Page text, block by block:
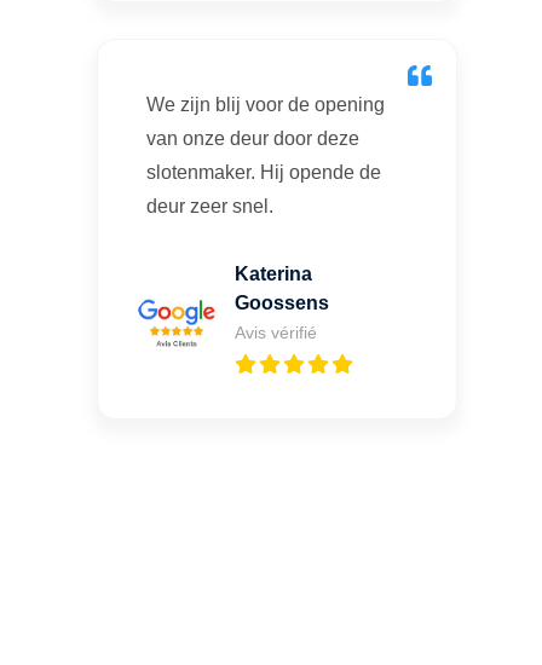
We zijn blij voor de opening
van onze deur door deze
slotenmaker. Hij opende de
deur zeer snel.
Katerina
Goossens
Avis vérifié